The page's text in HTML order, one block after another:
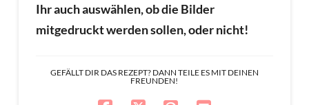
Ihr auch auswählen, ob die Bilder
mitgedruckt werden sollen, oder nicht!
GEFÄLLT DIR DAS REZEPT? DANN TEILE ES MIT DEINEN
FREUNDEN!